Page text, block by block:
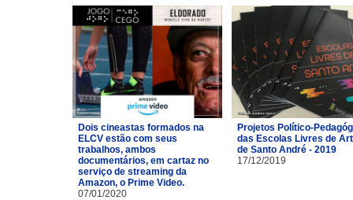
Dois cineastas formados na
ELCV estão com seus
trabalhos, ambos
documentários, em cartaz no
serviço de streaming da
Amazon, o Prime Video.
07/01/2020
Projetos Político-
das Escolas Livres de
de Santo André - 2019
17/12/2019